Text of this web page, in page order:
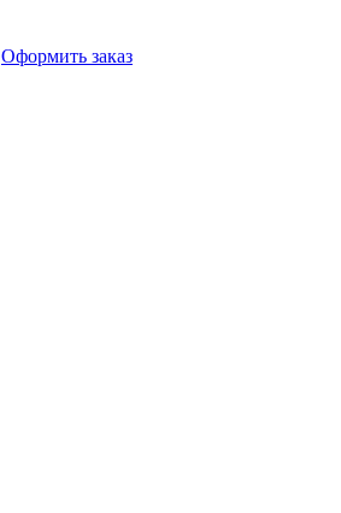
Оформить заказ